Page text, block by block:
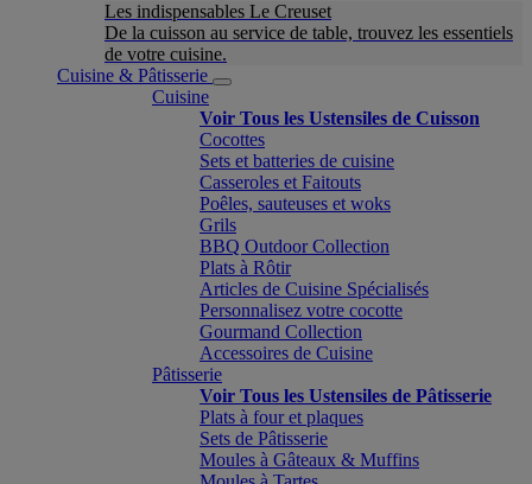
Les indispensables Le Creuset
De la cuisson au service de table, trouvez les essentiels
de votre cuisine.
Cuisine & Pâtisserie
Cuisine
Voir Tous les Ustensiles de Cuisson
Cocottes
Sets et batteries de cuisine
Casseroles et Faitouts
Poêles, sauteuses et woks
Grils
BBQ Outdoor Collection
Plats à Rôtir
Articles de Cuisine Spécialisés
Personnalisez votre cocotte
Gourmand Collection
Accessoires de Cuisine
Pâtisserie
Voir Tous les Ustensiles de Pâtisserie
Plats à four et plaques
Sets de Pâtisserie
Moules à Gâteaux & Muffins